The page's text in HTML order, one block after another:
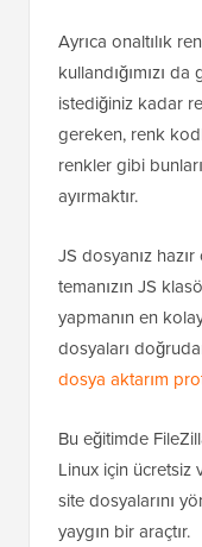
Ayrıca onaltılık
kullandığımızı
istediğiniz kadar
gereken, renk
renkler gibi
ayırmaktır.
JS dosyanız
temanızın JS
yapmanın en
dosyaları
dosya aktarım
Bu eğitimde
Linux için ücretsiz
site dosyalarını
yaygın bir araçtır.